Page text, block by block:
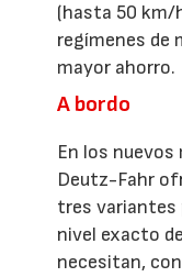
(hasta 50 km/
regímenes de
mayor ahorro.
A bordo
En los nuevos
Deutz-Fahr
tres variantes
nivel exacto
necesitan,